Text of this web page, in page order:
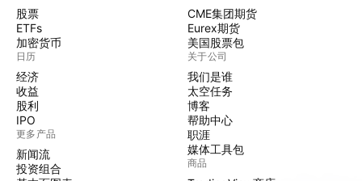
股票
ETFs
加密货币
日历
经济
收益
股利
IPO
更多产品
新闻流
投资组合
CME集团期货
Eurex期货
美国股票包
关于公司
我们是谁
太空任务
博客
帮助中心
职涯
媒体工具包
商品